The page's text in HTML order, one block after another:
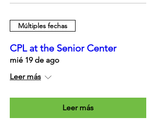
Múltiples fechas
CPL at the Senior Center
mié 19 de ago
Leer más
Leer más